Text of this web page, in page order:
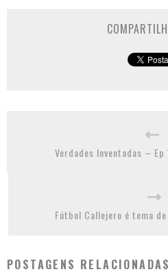
Verdades Inventadas –
Fútbol Callejero é tema
POSTAGENS RELACIONADAS